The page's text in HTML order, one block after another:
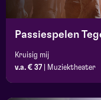
Passiespelen
Kruisig mij
v.a. € 37
Muziektheater